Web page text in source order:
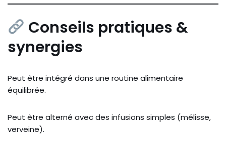
Conseils pratiques &
synergies
Peut être intégré dans une routine alimentaire
équilibrée.
Peut être alterné avec des infusions simples (mélisse,
verveine).